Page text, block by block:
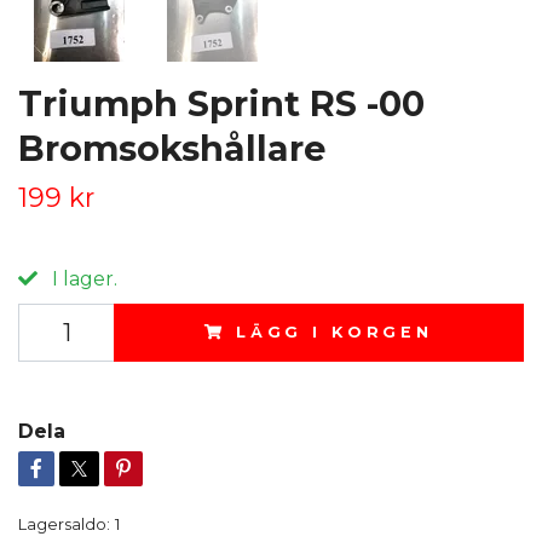
Triumph Sprint RS -00
Bromsokshållare
199 kr
I lager.
LÄGG I KORGEN
Dela
Lagersaldo: 1